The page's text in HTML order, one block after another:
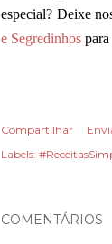
especial? Deixe
e Segredinhos
Compartilhar
Labels:
COMENTÁRIOS